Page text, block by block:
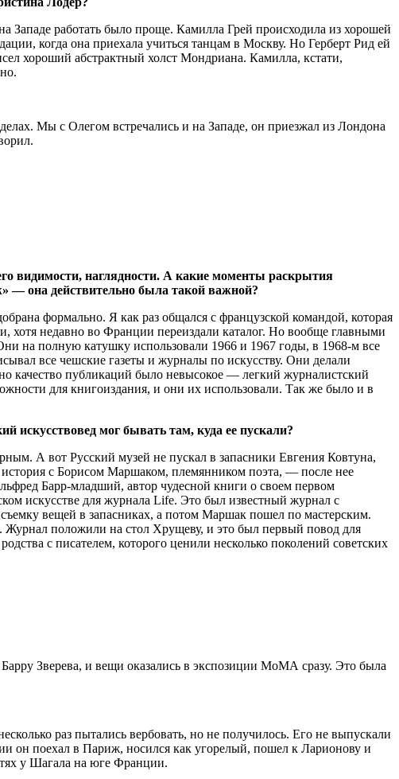
работать было проще. Камилла Грей происходила из хорошей
когда она приехала учиться танцам в Москву. Но Герберт Рид ей
хороший абстрактный холст Мондриана. Камилла, кстати,
Мы с Олегом встречались и на Западе, он приезжал из Лондона
видимости, наглядности. А какие моменты раскрытия
— она действительно была такой важной?
формально. Я как раз общался с французской командой, которая
хотя недавно во Франции переиздали каталог. Но вообще главными
на полную катушку использовали 1966 и 1967 годы, в 1968-м все
все чешские газеты и журналы по искусству. Они делали
качество публикаций было невысокое — легкий журналистский
для книгоиздания, и они их использовали. Так же было и в
искусствовед мог бывать там, куда ее пускали?
А вот Русский музей не пускал в запасники Евгения Ковтуна,
с Борисом Маршаком, племянником поэта, — после нее
Барр-младший, автор чудесной книги о своем первом
искусстве для журнала Life. Это был известный журнал с
вещей в запасниках, а потом Маршак пошел по мастерским.
Журнал положили на стол Хрущеву, и это был первый повод для
с писателем, которого ценили несколько поколений советских
Зверева, и вещи оказались в экспозиции МоМА сразу. Это была
раз пытались вербовать, но не получилось. Его не выпускали
он поехал в Париж, носился как угорелый, пошел к Ларионову и
у Шагала на юге Франции.